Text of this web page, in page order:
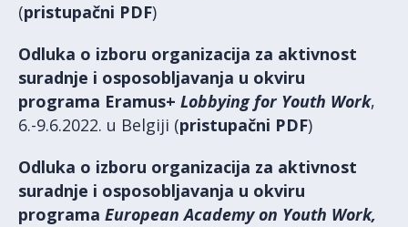
(pristupačni PDF)
Odluka o izboru organizacija za aktivnost
suradnje i osposobljavanja u okviru
programa Eramus+ Lobbying for Youth Work,
6.-9.6.2022. u Belgiji (pristupačni PDF)
Odluka o izboru organizacija za aktivnost
suradnje i osposobljavanja u okviru
programa European Academy on Youth Work,